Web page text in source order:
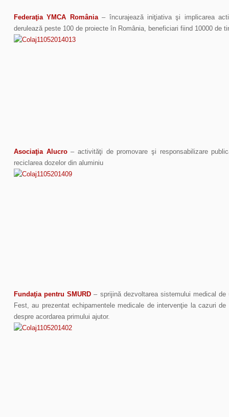
Federaţia YMCA România– încurajează iniţiativa şi implicarea
derulează peste 100 de proiecte în România, beneficiari fiind 10000 de
Asociaţia Alucro– activităţi de promovare şi responsabilizare
reciclarea dozelor din aluminiu
Fundaţia pentru SMURD – sprijină dezvoltarea sistemului medical
Fest, au prezentat echipamentele medicale de intervenţie la cazuri
despre acordarea primului ajutor.